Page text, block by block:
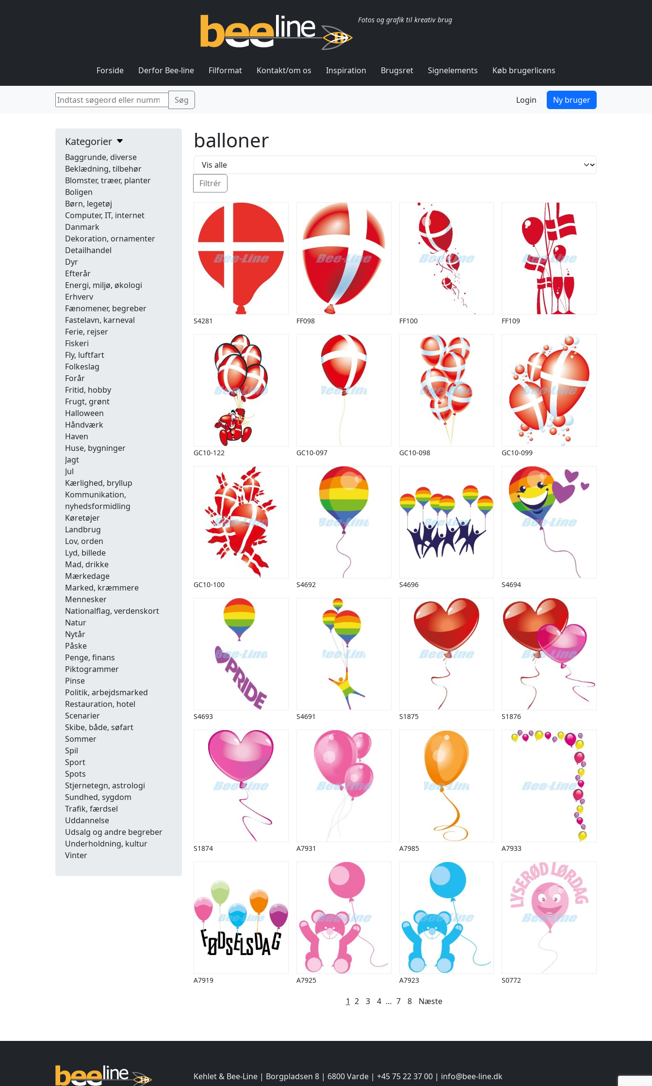
Fotos og grafik til kreativ brug
Forside Derfor Bee-line Filformat Kontakt/om os Inspiration Brugsret Signelements Køb brugerlicens
Login Ny bruger
Kategorier
Baggrunde, diverse
Beklædning, tilbehør
Blomster, træer, planter
Boligen
Børn, legetøj
Computer, IT, internet
Danmark
Dekoration, ornamenter
Detailhandel
Dyr
Efterår
Energi, miljø, økologi
Erhverv
Fænomener, begreber
Fastelavn, karneval
Ferie, rejser
Fiskeri
Fly, luftfart
Folkeslag
Forår
Fritid, hobby
Frugt, grønt
Halloween
Håndværk
Haven
Huse, bygninger
Jagt
Jul
Kærlighed, bryllup
Kommunikation,
nyhedsformidling
Køretøjer
Landbrug
Lov, orden
Lyd, billede
Mad, drikke
Mærkedage
Marked, kræmmere
Mennesker
Nationalflag, verdenskort
Natur
Nytår
Påske
Penge, finans
Piktogrammer
Pinse
Politik, arbejdsmarked
Restauration, hotel
Scenarier
Skibe, både, søfart
Sommer
Spil
Sport
Spots
Stjernetegn, astrologi
Sundhed, sygdom
Trafik, færdsel
Uddannelse
Udsalg og andre begreber
Underholdning, kultur
Vinter
balloner
Filtrér
S4281 FF098 FF100 FF109
GC10-122 GC10-097 GC10-098 GC10-099
GC10-100 S4692 S4696 S4694
S4693 S4691 S1875 S1876
S1874 A7931 A7985 A7933
A7919 A7925 A7923 S0772
1 2 3 4 … 7 8 Næste
Kehlet & Bee-Line | Borgpladsen 8 | 6800 Varde | +45 75 22 37 00 | info@bee-line.dk